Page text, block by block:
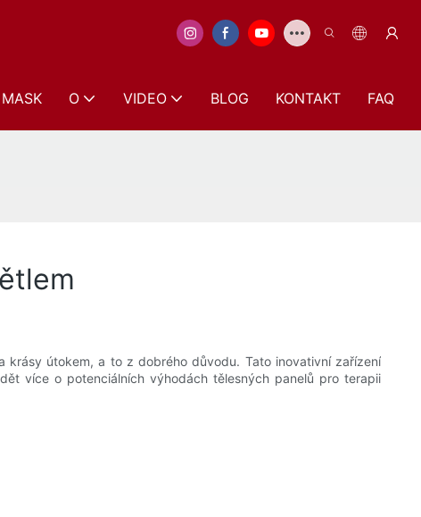
O VIDEO BLOG KONTAKT FAQ
krásy útokem, a to z dobrého důvodu. Tato inovativní zařízení
více o potenciálních výhodách tělesných panelů pro terapii